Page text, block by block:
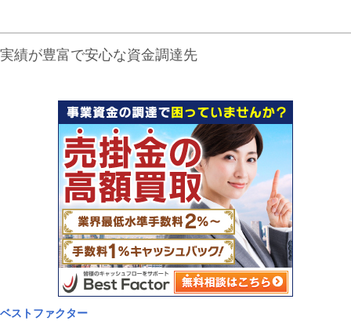
実績が豊富で安心な資金調達先
ベストファクター